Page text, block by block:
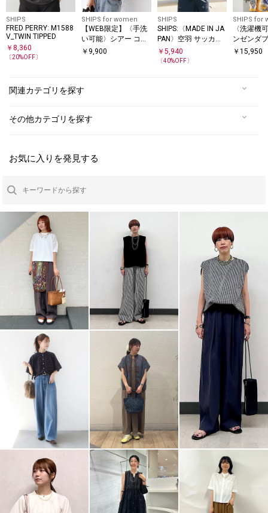
SHIPS
FRED PERRY: M1588
V_TWIN TIPPED
￥ 8,360
〔20%OFF〕
SHIPS for women
【WEB限定】〈手洗
い可能〉シアー コン
ビ 裾 ドロスト プル
￥ 9,900
SHIPS
SHIPS:〈MADE IN JA
PAN〉空羽 サッカー
Tシャツ
￥ 5,940
〔40%OFF〕
SHIPS for
〈洗濯機
ンゼンダ
プルオー
￥15,950
関連カテゴリを探す
その他カテゴリを探す
お気に入りを発見する